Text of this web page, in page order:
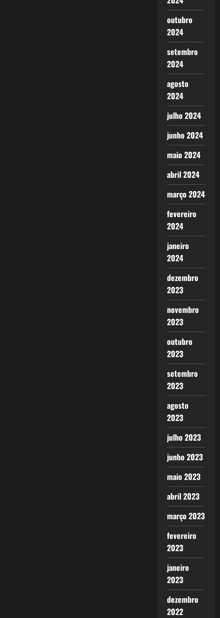
outubro
2024
setembro
2024
agosto
2024
julho 2024
junho 2024
maio 2024
abril 2024
março 2024
fevereiro
2024
janeiro
2024
dezembro
2023
novembro
2023
outubro
2023
setembro
2023
agosto
2023
julho 2023
junho 2023
maio 2023
abril 2023
março 2023
fevereiro
2023
janeiro
2023
dezembro
2022